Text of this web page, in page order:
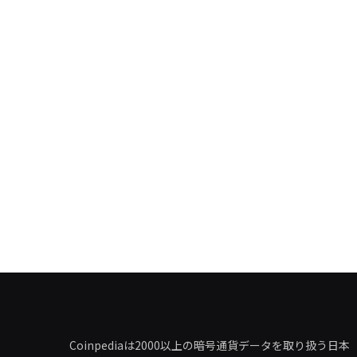
Coinpediaは2000以上の暗号通貨データを取り扱う日本